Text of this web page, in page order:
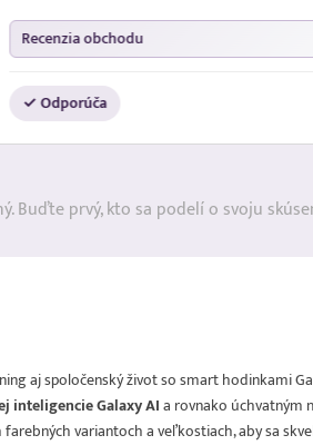
Recenzia obchodu
✓ Odporúča
Buďte prvý, kto sa podelí o svoju
aj spoločenský život so smart hodinkami
inteligencie Galaxy AIa rovnako úchvatným
variantoch a veľkostiach, aby sa